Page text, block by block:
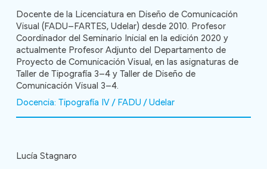
Docente de la Licenciatura en Diseño de Comunicación
Visual (FADU–FARTES, Udelar) desde 2010. Profesor
Coordinador del Seminario Inicial en la edición 2020 y
actualmente Profesor Adjunto del Departamento de
Proyecto de Comunicación Visual, en las asignaturas de
Taller de Tipografía 3–4 y Taller de Diseño de
Comunicación Visual 3–4.
Docencia: Tipografía IV / FADU / Udelar
Lucía Stagnaro